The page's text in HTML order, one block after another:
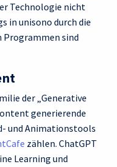
Technologie nicht
in unisono durch die
Programmen sind
der „Generative
generierende
und Animationstools
zählen. ChatGPT
Learning und